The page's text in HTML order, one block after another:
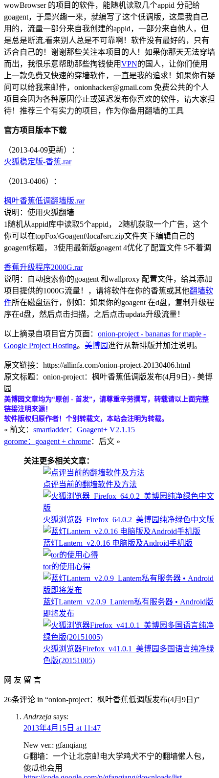
wowBrowser 的项目的软件，能随机读取几个appid 分配给
goagent，于是兴趣一来，就编写了这个低调版，这是我自己
用的，流量一部分来自我创建的appid，一部分来自他人，但
是总是断流,看来别人总是不可靠啊！软件没有最好的，只有
适合自己的！谢谢那些关注本项目的人！如果你那天无法穿墙
而出，我很乐意帮助那些掏钱使用VPN的国人，让你们使用
上一款免费又快速的穿墙软件，一直是我的追求！如果你有疑
问可以给我来邮件，onionhacker@gmail.com 免费公共的个人
项目会因为各种原因停止或延迟发布你喜欢的软件，请大家担
待！推荐三个有实力的项目，作为你备用翻墙的工具
官方项目版本下载
（2013-04-09更新）：
火狐稳定版-香蕉.rar
（2013-0406）：
枫叶香蕉低调翻墙版.rar
说明：使用火狐翻墙
1随机从appid库中读取5个appid， 2随机获取一个广告，这个
你可以在topFox\Goagent\local\src.zip文件夹下编辑自己的
goagent标题， 3使用最新版goagent 4优化了配置文件 5不着调
香蕉升级程序2000G.rar
说明：自动搜索你的goagent 和wallproxy 配置文件，给其添加
项目提供的1000G流量！，请将软件在你的香蕉或其他翻墙软
件所在磁盘运行，例如：如果你的goagent 在d盘，复制升级程
序在d盘，然后点击扫描，之后点击updata升级流量！
以上摘录自项目官方页面： onion-project - bananas for maple -
Google Project Hosting。 美博园 進行从新排版并加注说明。
原文链接：https://allinfa.com/onion-project-20130406.html
原文标题：onion-project：枫叶香蕉低调版发布(4月9日) - 美博
园
美博园文章均为“原创 - 首发”，请尊重辛劳撰写，转载请以上面完整
链接注明来源！
软件版权归原作者！个别转载文，本站会注明为转载。
« 前文： smartladder：Goagent+ V2.1.15
gorome：goagent + chrome：后文 »
关注更多相关文章：
点评当前的翻墙软件及方法
火狐浏览器_Firefox_64.0.2_美博园纯净绿色中文版
蓝灯Lantern_v2.0.16 电脑版及Android手机版
tor的使用心得
蓝灯Lantern_v2.0.9_Lantern私有服务器 • Android版
即将发布
火狐浏览器Firefox_v41.0.1_美博园多国语言纯净绿
色版(20151005)
网 友 留 言
26条评论 in “onion-project：枫叶香蕉低调版发布(4月9日)”
Andrzeja says:
2013年4月15日 at 11:47
New ver.: gfanqiang
G翻墙：一个让北京邮电大学鸡犬不宁的翻墙懒人包，
傻瓜也会用